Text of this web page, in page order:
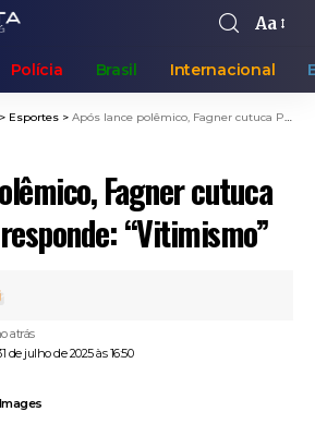
Aa
Polícia Brasil Internacional
> Esportes > Após lance polêmico, Fagner cutuca Pottker, que responde: “Vitimismo”
Fagner cutuca
“Vitimismo”
de julho de 2025 às 16:50
atrás